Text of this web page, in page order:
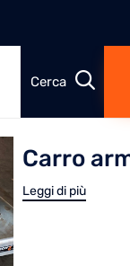
to

Carro
Leggi di più